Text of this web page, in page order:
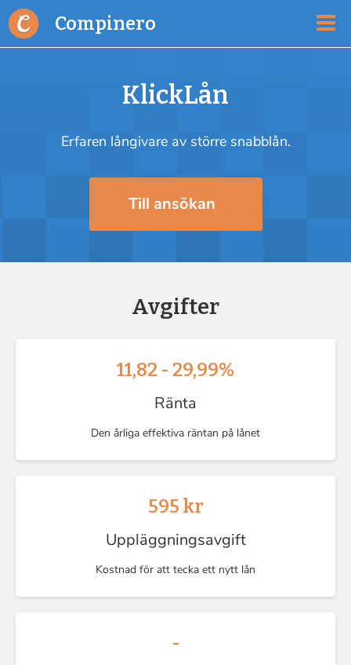
Compinero
KlickLån
Erfaren långivare av större snabblån.
Till ansökan
Avgifter
11,82 - 29,99%
Ränta
Den årliga effektiva räntan på lånet
595 kr
Uppläggningsavgift
Kostnad för att tecka ett nytt lån
-